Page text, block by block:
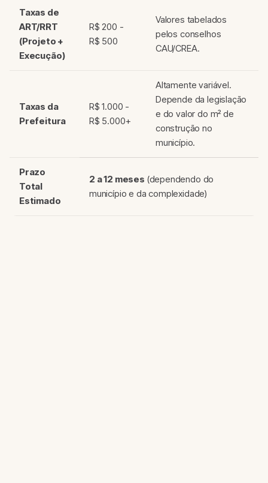
Taxas de
ART/RRT
(Projeto +
Execução)
R$ 200 -
R$ 500
Valores tabelados
pelos conselhos
CAU/CREA.
Taxas da
Prefeitura
R$ 1.000 -
R$ 5.000+
Altamente variável.
Depende da legislação
e do valor do m² de
construção no
município.
Prazo
Total
Estimado
2 a 12 meses (dependendo do
município e da complexidade)